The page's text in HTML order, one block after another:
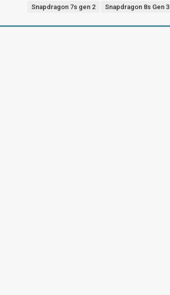
Snapdragon 7s gen 2
Snapdragon 8s Gen 3